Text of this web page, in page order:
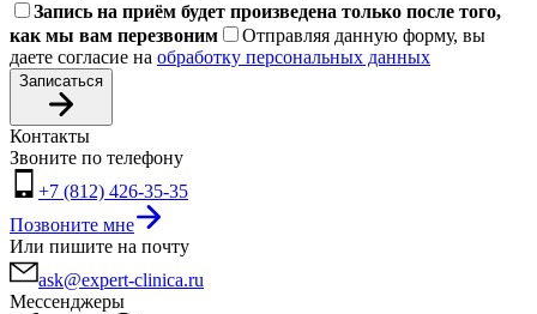
Запись на приём будет произведена только после того,
как мы вам перезвоним
Отправляя данную форму, вы
даете согласие на обработку персональных данных
Записаться
Контакты
Звоните по телефону
+7 (812) 426-35-35
Позвоните мне
Или пишите на почту
ask@expert-clinica.ru
Мессенджеры